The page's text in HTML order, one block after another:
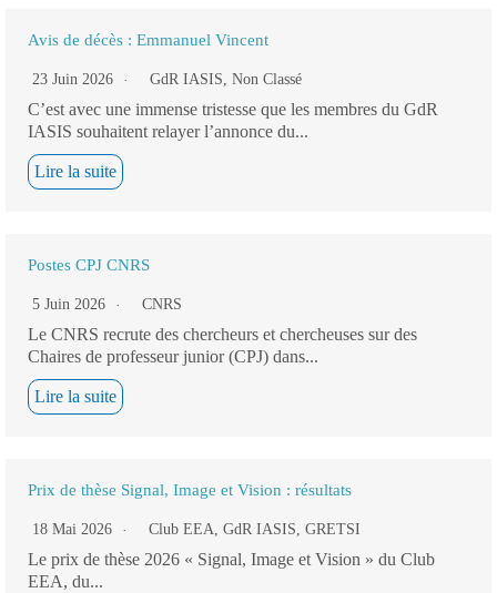
Avis de décès : Emmanuel Vincent
23 Juin 2026 GdR IASIS, Non Classé
C’est avec une immense tristesse que les membres du GdR
IASIS souhaitent relayer l’annonce du...
Lire la suite
Postes CPJ CNRS
5 Juin 2026 CNRS
Le CNRS recrute des chercheurs et chercheuses sur des
Chaires de professeur junior (CPJ) dans...
Lire la suite
Prix de thèse Signal, Image et Vision : résultats
18 Mai 2026 Club EEA, GdR IASIS, GRETSI
Le prix de thèse 2026 « Signal, Image et Vision » du Club
EEA, du...